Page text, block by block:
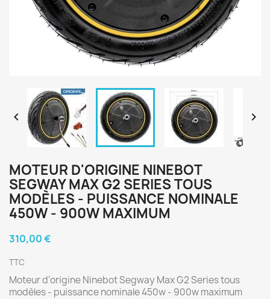
 
MOTEUR D'ORIGINE NINEBOT
SEGWAY MAX G2 SERIES TOUS
MODÈLES - PUISSANCE NOMINALE
450W - 900W MAXIMUM
310,00 €
TTC
Moteur d'origine Ninebot Segway Max G2 Series tous
modèles - puissance nominale 450w - 900w maximum